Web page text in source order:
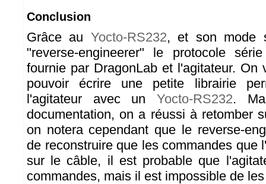
Conclusion
Grâce au Yocto-RS232, et son mode
"reverse-engineerer" le protocole
fournie par DragonLab et l'agitateur. On
pouvoir écrire une petite librairie
l'agitateur avec un Yocto-RS232.
documentation, on a réussi à retomber
on notera cependant que le reverse-
de reconstruire que les commandes que
sur le câble, il est probable que
commandes, mais il est impossible de